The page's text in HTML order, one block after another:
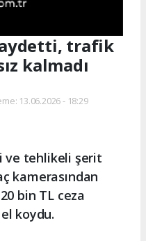
trafik
kalmadı
13.06.2026 - 18:29
ve tehlikeli şerit
kamerasından
bin TL ceza
koydu.